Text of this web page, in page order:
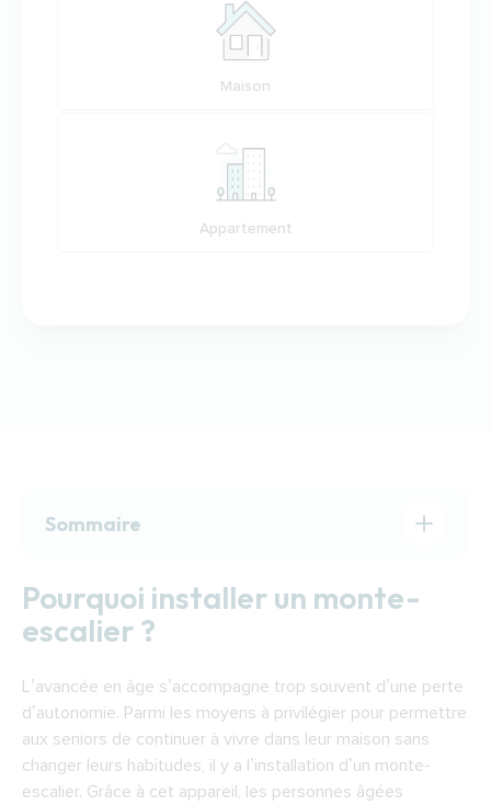
Maison
Appartement
Sommaire
Comment choisir un monte-escalier ?
Comment fonctionne un monte-escalier ?
Perpignan
Trouver un installateur de monte-escalier à
Perpignan
Pourquoi installer un monte-
escalier ?
L’avancée en âge s’accompagne trop souvent d’une perte
d’autonomie. Parmi les moyens à privilégier pour permettre
aux seniors de continuer à vivre dans leur maison sans
changer leurs habitudes, il y a l’installation d’un monte-
escalier. Grâce à cet appareil, les personnes âgées